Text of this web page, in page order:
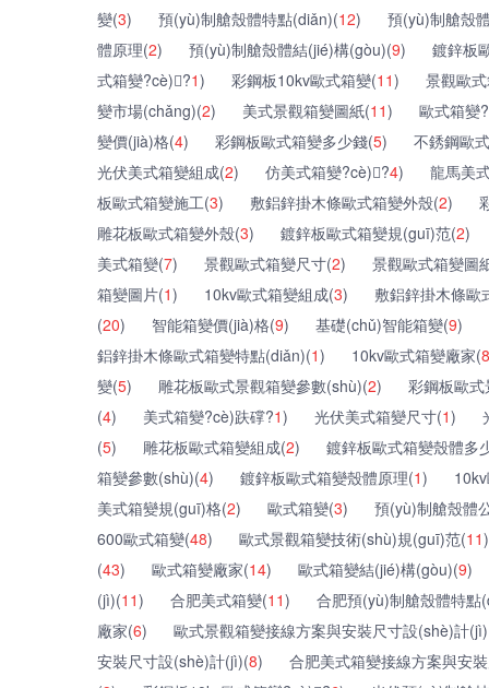
變(3) 預(yù)制艙殼體特點(diǎn)(12)
預(yù)制艙殼
體原理(2) 預(yù)制艙殼體結(jié)構(gòu)(9)
鍍鋅板
式箱變?cè)?1) 彩鋼板10kv歐式箱變(11)
景觀歐
變市場(chǎng)(2) 美式景觀箱變圖紙(11)
歐式箱變
變價(jià)格(4) 彩鋼板歐式箱變多少錢(5)
不銹鋼歐
光伏美式箱變組成(2) 仿美式箱變?cè)?4)
龍馬美
板歐式箱變施工(3) 敷鋁鋅掛木條歐式箱變外殼(2)
雕花板歐式箱變外殼(3) 鍍鋅板歐式箱變規(guī)范(2)
美式箱變(7) 景觀歐式箱變尺寸(2)
景觀歐式箱變圖
箱變圖片(1) 10kv歐式箱變組成(3)
敷鋁鋅掛木條
(20) 智能箱變價(jià)格(9) 基礎(chǔ)智能箱變(9)
鋁鋅掛木條歐式箱變特點(diǎn)(1) 10kv歐式箱變廠家(8
變(5) 雕花板歐式景觀箱變參數(shù)(2)
彩鋼板歐
(4) 美式箱變?cè)趺礃?1) 光伏美式箱變尺寸(1)
(5) 雕花板歐式箱變組成(2)
鍍鋅板歐式箱變殼體多
箱變參數(shù)(4) 鍍鋅板歐式箱變殼體原理(1)
美式箱變規(guī)格(2) 歐式箱變(3)
預(yù)制艙殼體
600歐式箱變(48) 歐式景觀箱變技術(shù)規(guī)范(11)
(43) 歐式箱變廠家(14) 歐式箱變結(jié)構(gòu)(9)
(jì)(11) 合肥美式箱變(11)
合肥預(yù)制艙殼體特點
廠家(6)
歐式景觀箱變接線方案與安裝尺寸設(shè)計
安裝尺寸設(shè)計(jì)(8)
合肥美式箱變接線方案與安